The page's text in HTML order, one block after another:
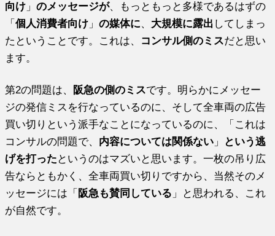
向け 」のメッセージが、もっともっと多様であるはずの
「個人消費者向け 」の媒体に、 大規模に露出 してしまっ
たということです。これは、 コンサル側のミスだと思い
ます。
第2の問題は、 阪急の側のミスです。明らかにメッセー
ジの発信ミスを行なっているのに、そして全車両の広告
買い切りという派手なことになっているのに、「これは
コンサルの問題で、 内容については関係ない 」
という逃
げを打った というのはマズいと思います。一枚の吊り広
告ならともかく、全車両買い切りですから、当然そのメ
ッセージには「 阪急も賛同している 」と思われる、これ
が自然です。